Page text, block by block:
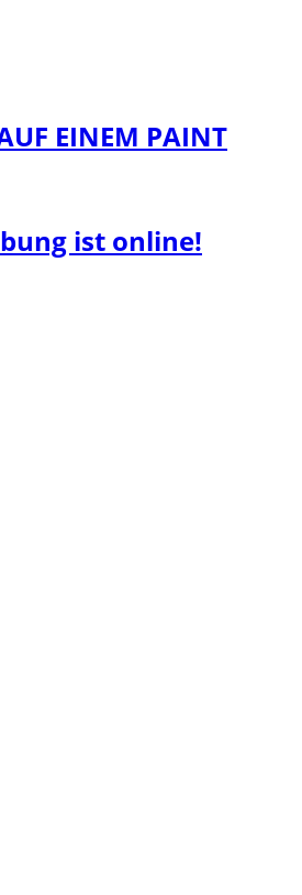
EINEM PAINT
ist online!